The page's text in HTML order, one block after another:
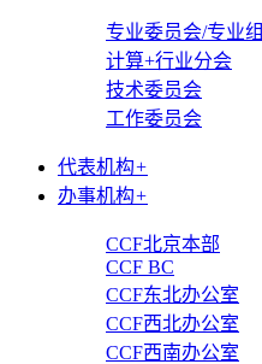
专业委员会/专业组
计算+行业分会
技术委员会
工作委员会
代表机构+
办事机构+
CCF北京本部
CCF BC
CCF东北办公室
CCF西北办公室
CCF西南办公室